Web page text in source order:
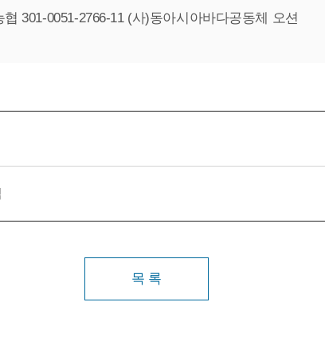
301-0051-2766-11 (사)동아시아바다공동체 오션
목 록